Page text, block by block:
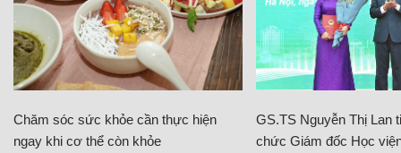
Chăm sóc sức khỏe cần thực hiện
ngay khi cơ thể còn khỏe
GS.TS Nguyễn Thị Lan
chức Giám đốc Học